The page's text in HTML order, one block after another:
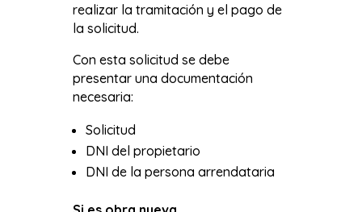
realizar la tramitación y el pago de
la solicitud.
Con esta solicitud se debe
presentar una documentación
necesaria:
Solicitud
DNI del propietario
DNI de la persona arrendataria